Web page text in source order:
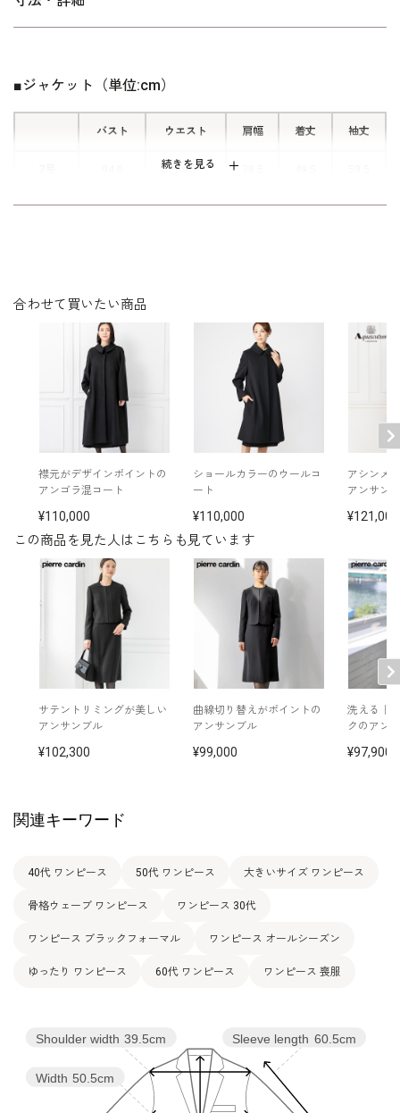
続きを見る
■ジャケット（単位:cm）
バスト ウエスト 肩幅 着丈 袖丈
84.5
9号 97.0 87.5 39.0 50.0 60.0
110.0 100.5 41.0 61.0
表地：ポリエステル100％（ジョーゼット）
裏地：キュプラ100％
その他
洗濯方法：クリーニング
イヤリング /5652897-10
ネックレス /
5619896-10
5320381-00
※モデル：身長172cm 9号着用
■ワンピース（単位:cm）
バスト ヒップ 肩幅 袖丈
92.5 38.5
9号 95.5 83.0 99.0 39.0 110.0 45.0
11号 103.0 45.5
15号 108.5
素材
下身頃 / ポリエステル100％（ジョーゼット）
その他
フロントオープンタイプ
この商品を見た人はこちらも見ています
サテントリミングが美しい
アンサンブル
102,300
曲線切り替えがポイントの
アンサンブル
99,000
洗える｜
クのアン
97,900
合わせて買いたい商品
襟元がデザインポイントの
アンゴラ混コート
110,000
ショールカラーのウールコ
ート
110,000
アシンメ
アンサン
121,000
関連キーワード
40代 ワンピース 50代 ワンピース 大きいサイズ ワンピース
骨格ウェーブ ワンピース ワンピース 30代
ワンピース ブラックフォーマル ワンピース オールシーズン
ゆったり ワンピース 60代 ワンピース ワンピース 喪服
Sleeve length 60.5cm
Width 50.5cm
Shoulder width 39.5cm